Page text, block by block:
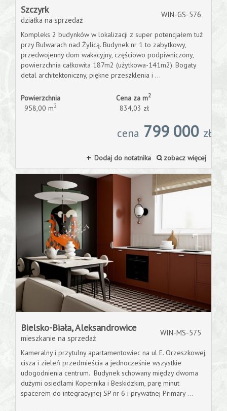
Szczyrk
działka na sprzedaż
WIN-GS-576
Kompleks 2 budynków w lokalizacji z super potencjałem tuż
przy Bulwarach nad Żylicą. Budynek nr 1 to zabytkowy,
przedwojenny dom wakacyjny, częściowo podpiwniczony,
powierzchnia całkowita 187m2 (użytkowa-141m2). Bogaty
detal architektoniczny, piękne przeszklenia i ...
Powierzchnia
958,00 m2
Cena za m2
834,03 zł
cena 799 000 zł
Dodaj do notatnika zobacz więcej
Bielsko-Biała,Aleksandrowice
mieszkanie na sprzedaż
WIN-MS-575
Kameralny i przytulny apartamentowiec na ul E. Orzeszkowej,
cisza i zieleń przedmieścia a jednocześnie wszystkie
udogodnienia centrum. Budynek schowany między dwoma
dużymi osiedlami Kopernika i Beskidzkim, parę minut
spacerem do integracyjnej SP nr 6 i prywatnej Primary ...